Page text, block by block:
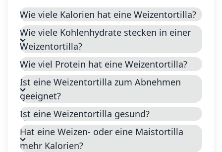
Wie viele Kalorien hat eine Weizentortilla?
Wie viele Kohlenhydrate stecken in einer
Weizentortilla?
Wie viel Protein hat eine Weizentortilla?
Ist eine Weizentortilla zum Abnehmen
geeignet?
Ist eine Weizentortilla gesund?
Hat eine Weizen- oder eine Maistortilla
mehr Kalorien?